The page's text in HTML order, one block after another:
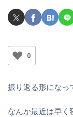
0
振り返る形になっ
なんか最近は早く